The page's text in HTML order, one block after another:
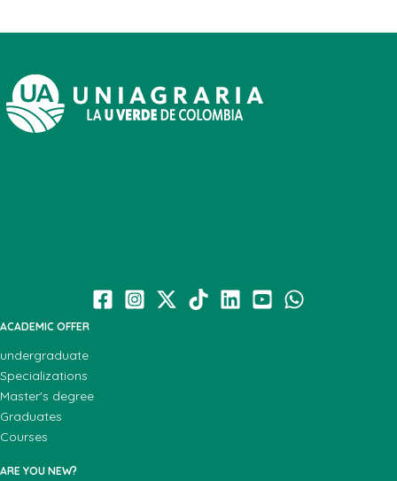
ACADEMIC OFFER
undergraduate
Specializations
Master's degree
Graduates
Courses
ARE YOU NEW?